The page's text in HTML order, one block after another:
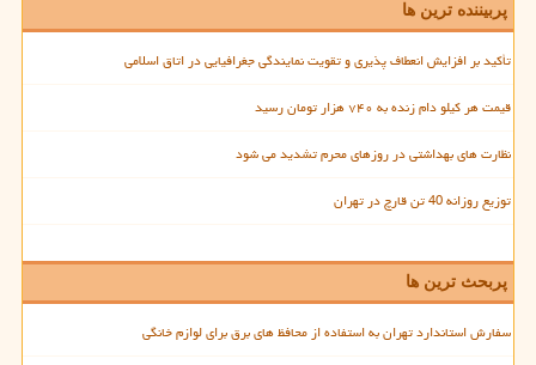
پربیننده ترین ها
تأکید بر افزایش انعطاف پذیری و تقویت نمایندگی جغرافیایی در اتاق اسلامی
قیمت هر کیلو دام زنده به ۷۴۰ هزار تومان رسید
نظارت های بهداشتی در روزهای محرم تشدید می شود
توزیع روزانه 40 تن قارچ در تهران
پربحث ترین ها
سفارش استاندارد تهران به استفاده از محافظ های برق برای لوازم خانگی